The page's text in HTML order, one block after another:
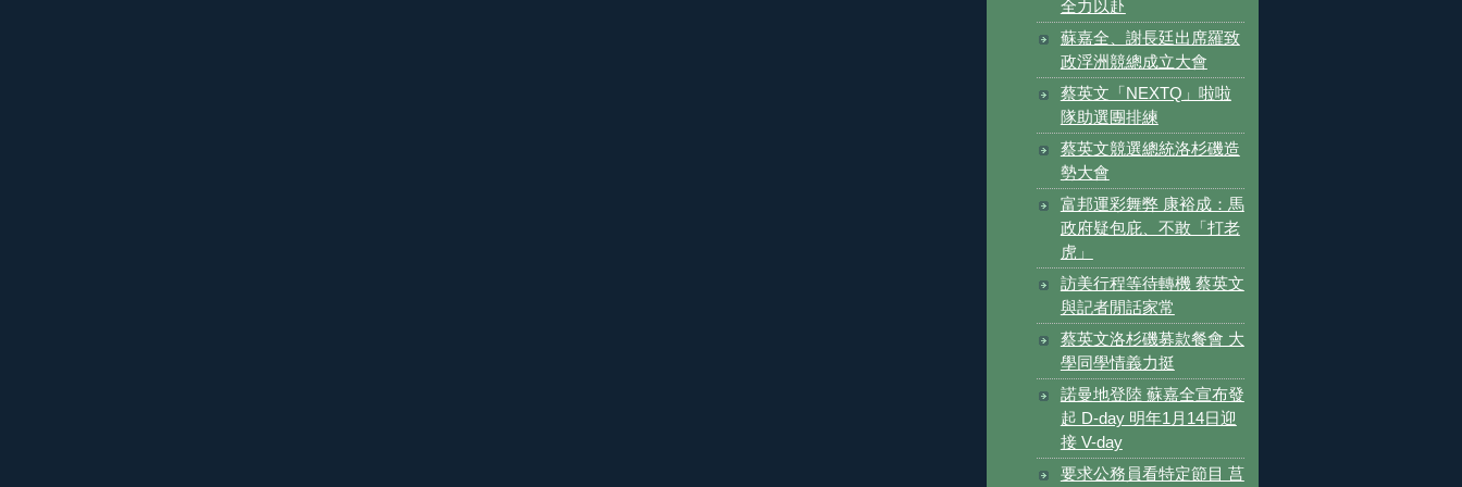
全力以赴
蘇嘉全、謝長廷出席羅致
政浮洲競總成立大會
蔡英文「NEXTQ」啦啦
隊助選團排練
蔡英文競選總統洛杉磯造
勢大會
富邦運彩舞弊 康裕成：馬
政府疑包庇、不敢「打老
虎」
訪美行程等待轉機 蔡英文
與記者閒話家常
蔡英文洛杉磯募款餐會 大
學同學情義力挺
諾曼地登陸 蘇嘉全宣布發
起 D-day 明年1月14日迎
接 V-day
要求公務員看特定節目 莒